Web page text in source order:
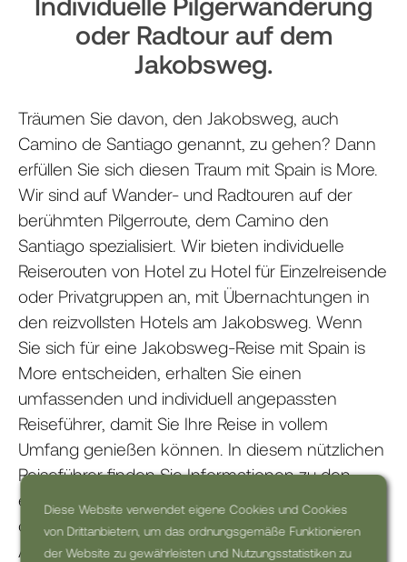
Diese Website verwendet eigene Cookies und Cookies
von Drittanbietern, um das ordnungsgemäße Funktionieren
der Website zu gewährleisten und Nutzungsstatistiken zu
oder Radtour auf dem
Jakobsweg.
Träumen Sie davon, den Jakobsweg, auch
Camino de Santiago genannt, zu gehen? Dann
erfüllen Sie sich diesen Traum mit Spain is More.
Wir sind auf Wander- und Radtouren auf der
berühmten Pilgerroute, dem Camino den
Santiago spezialisiert. Wir bieten individuelle
Reiserouten von Hotel zu Hotel für Einzelreisende
oder Privatgruppen an, mit Übernachtungen in
den reizvollsten Hotels am Jakobsweg. Wenn
Sie sich für eine Jakobsweg-Reise mit Spain is
More entscheiden, erhalten Sie einen
umfassenden und individuell angepassten
Reiseführer, damit Sie Ihre Reise in vollem
Umfang genießen können. In diesem nützlichen
Reiseführer finden Sie Informationen zu den
einzelnen Etappen, Karten mit den Standorten
der Hotels, Tipps zu Aussichtspunkten und
Attraktionen, Vorschläge für Ihre Packliste, gute